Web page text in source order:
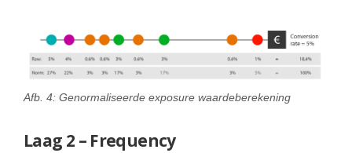
Afb. 4: Genormaliseerde exposure waardeberekening
Laag 2 – Frequency